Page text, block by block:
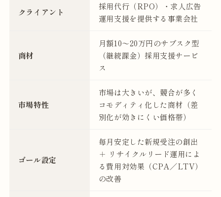
クライアント
採用代行（RPO）・求人広告
運用支援を提供する事業会社
商材
月額10〜20万円のサブスク型
（継続課金）採用支援サービ
ス
市場特性
市場は大きいが、競合が多く
コモディティ化した商材（差
別化が効きにくい価格帯）
ゴール設定
毎月安定した新規受注の創出
＋ リサイクルリード運用によ
る費用対効果（CPA／LTV）
の改善